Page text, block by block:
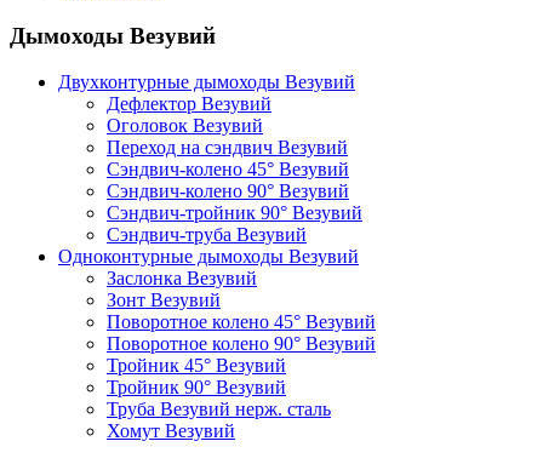
Дымоходы Везувий
Двухконтурные дымоходы Везувий
Дефлектор Везувий
Оголовок Везувий
Переход на сэндвич Везувий
Сэндвич-колено 45° Везувий
Сэндвич-колено 90° Везувий
Сэндвич-тройник 90° Везувий
Сэндвич-труба Везувий
Одноконтурные дымоходы Везувий
Заслонка Везувий
Зонт Везувий
Поворотное колено 45° Везувий
Поворотное колено 90° Везувий
Тройник 45° Везувий
Тройник 90° Везувий
Труба Везувий нерж. сталь
Хомут Везувий